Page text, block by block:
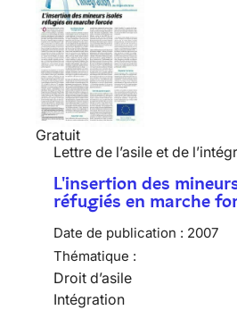
Gratuit
Lettre de l’asile et de
L'insertion des
réfugiés en marche
Date de publication : 2007
Thématique :
Droit d’asile
Intégration